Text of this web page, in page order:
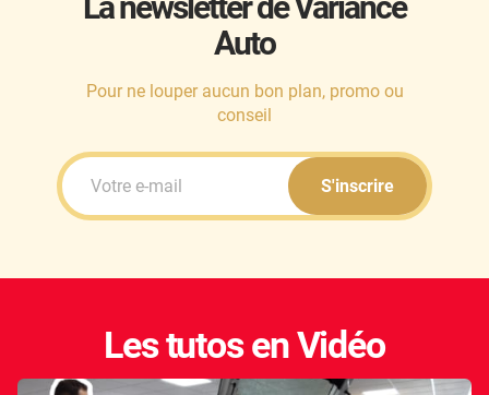
Ineos
Infiniti
Jaguar
Auto
Pour ne louper aucun bon plan, promo ou
conseil
S'inscrire
Les tutos en Vidéo